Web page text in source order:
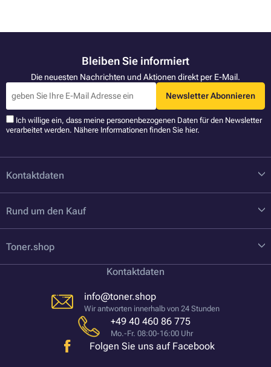
Bleiben Sie informiert
Die neuesten Nachrichten und Aktionen direkt per E-Mail.
Newsletter Abonnieren
Ich willige ein, dass meine personenbezogenen Daten für den Newsletter
verarbeitet werden. Nähere Informationen finden Sie hier.
Kontaktdaten
Rund um den Kauf
Toner.shop
Kontaktdaten
info@toner.shop
Wir antworten innerhalb von 24 Stunden
+49 40 460 86 775
Mo.-Fr. 08:00-16:00 Uhr
Folgen Sie uns auf Facebook